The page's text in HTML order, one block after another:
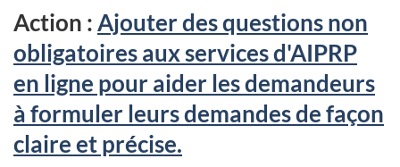
Action :Ajouter des questions non
obligatoires aux services d'AIPRP
en ligne pour aider les demandeurs
à formuler leurs demandes de façon
claire et précise.